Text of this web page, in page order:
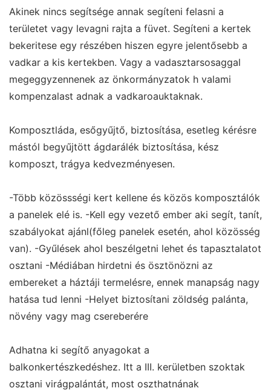
Akinek nincs segítsége annak segíteni felasni a
területet vagy levagni rajta a füvet. Segíteni a kertek
bekeritese egy részében hiszen egyre jelentősebb a
vadkar a kis kertekben. Vagy a vadasztarsosaggal
megeggyzennenek az önkormányzatok h valami
kompenzalast adnak a vadkaroauktaknak.
Komposztláda, esőgyűjtő, biztosítása, esetleg kérésre
mástól begyűjtött ágdarálék biztosítása, kész
komposzt, trágya kedvezményesen.
-Több közössségi kert kellene és közös komposztálók
a panelek elé is. -Kell egy vezető ember aki segít, tanít,
szabályokat ajánl(főleg panelek esetén, ahol közösség
van). -Gyűlések ahol beszélgetni lehet és tapasztalatot
osztani -Médiában hirdetni és ösztönözni az
embereket a háztáji termelésre, ennek manapság nagy
hatása tud lenni -Helyet biztosítani zöldség palánta,
növény vagy mag csereberére
Adhatna ki segítő anyagokat a
balkonkertészkedéshez. Itt a III. kerületben szoktak
osztani virágpalántát, most oszthatnának